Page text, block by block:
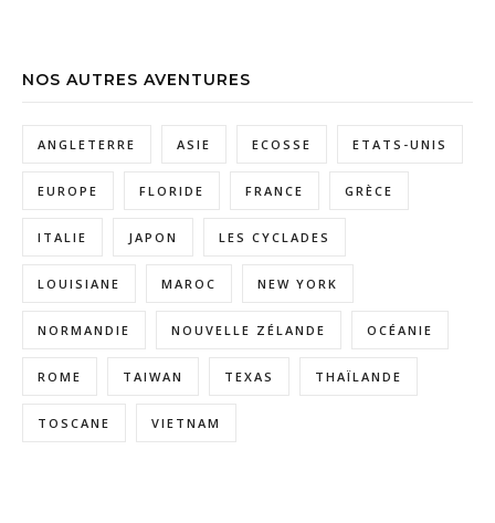
NOS AUTRES AVENTURES
ANGLETERRE ASIE ECOSSE ETATS-UNIS
EUROPE FLORIDE FRANCE GRÈCE
ITALIE JAPON LES CYCLADES
LOUISIANE MAROC NEW YORK
NORMANDIE NOUVELLE ZÉLANDE OCÉANIE
ROME TAIWAN TEXAS THAÏLANDE
TOSCANE VIETNAM